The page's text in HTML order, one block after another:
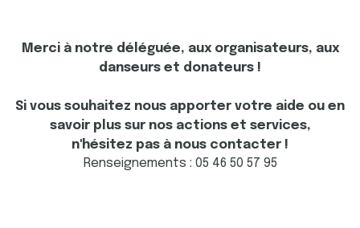
Merci à notre déléguée, aux organisateurs, aux
danseurs et donateurs !
Si vous souhaitez nous apporter votre aide ou en
savoir plus sur nos actions et services,
n'hésitez pas à nous contacter !
Renseignements : 05 46 50 57 95